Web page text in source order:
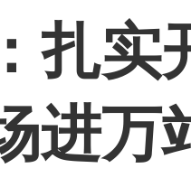
扎实
进万